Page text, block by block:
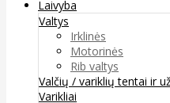
Laivyba
Valtys
Irklinės
Motorinės
Rib valtys
Valčių / variklių tentai ir
Varikliai